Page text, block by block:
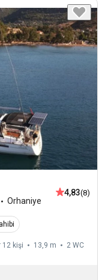
Orhaniye
4,83(8)
12 kişi 13,9 m 2 WC